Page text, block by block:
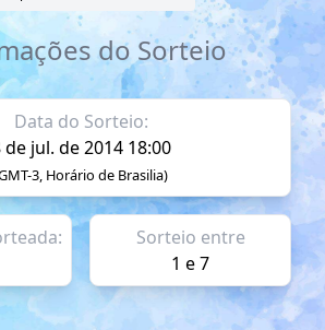
do Sorteio
Data do Sorteio:
de jul. de 2014 18:00
3, Horário de Brasilia)
Sorteio entre
1 e 7